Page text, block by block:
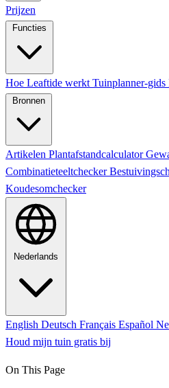
Prijzen
Functies
Hoe Leaftide werkt Tuinplanner-gids
Bronnen
Artikelen Plantafstandcalculator
Combinatieteeltchecker
Koudesomchecker
Nederlands
English Deutsch Français Español
Houd mijn tuin gratis bij
On This Page